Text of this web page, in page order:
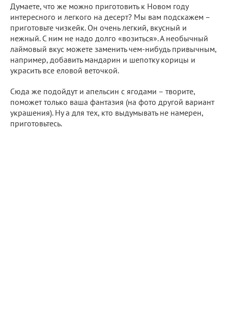
Думаете, что же можно приготовить к Новом году
интересного и легкого на десерт? Мы вам подскажем –
приготовьте чизкейк. Он очень легкий, вкусный и
нежный. С ним не надо долго «возиться». А необычный
лаймовый вкус можете заменить чем-нибудь привычным,
например, добавить мандарин и шепотку корицы и
украсить все еловой веточкой.
Сюда же подойдут и апельсин с ягодами – творите,
поможет только ваша фантазия (на фото другой вариант
украшения). Ну а для тех, кто выдумывать не намерен,
приготовьтесь.